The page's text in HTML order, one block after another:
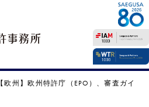
【欧州】欧州特許庁（EPO）、審査ガイ